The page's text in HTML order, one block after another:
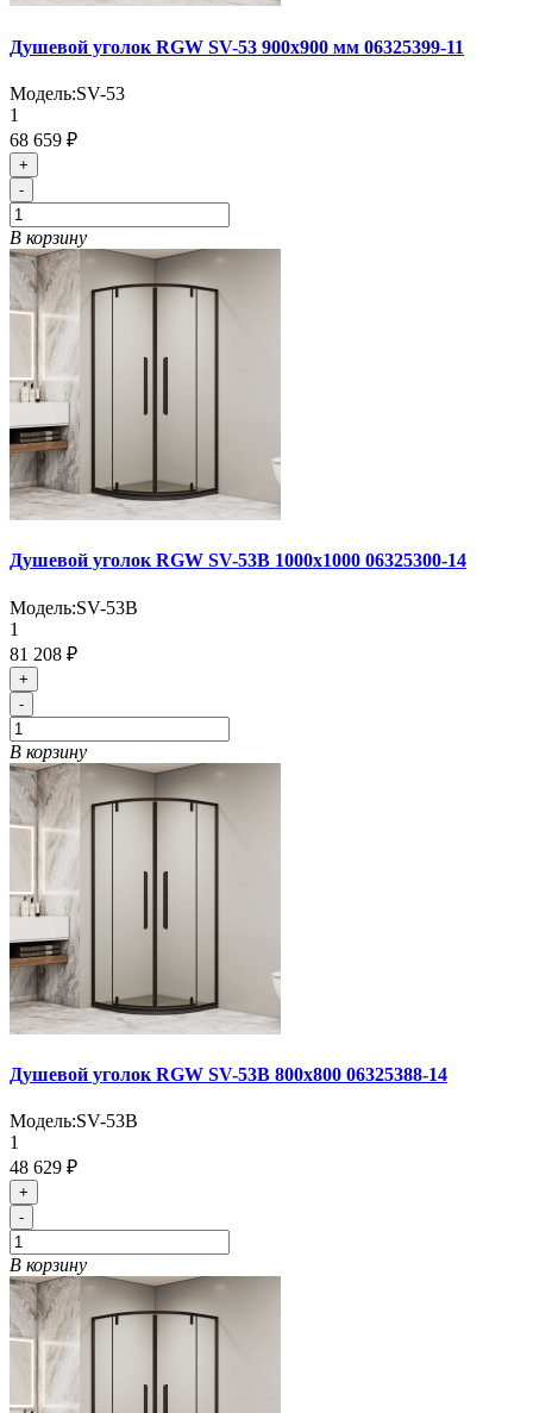
Душевой уголок RGW SV-53 900x900 мм 06325399-11
Модель:SV-53
1
68 659 ₽
+
-
В корзину
Душевой уголок RGW SV-53B 1000x1000 06325300-14
Модель:SV-53B
1
81 208 ₽
+
-
В корзину
Душевой уголок RGW SV-53B 800x800 06325388-14
Модель:SV-53B
1
48 629 ₽
+
-
В корзину